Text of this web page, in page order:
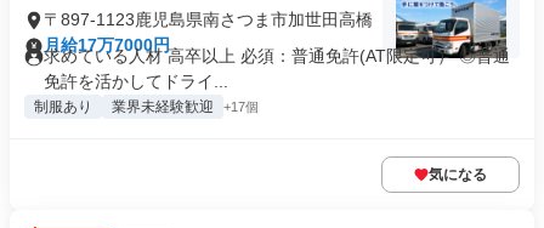
〒897-1123鹿児島県南さつま市加世田高橋
月給17万7000円
求めている人材 高卒以上 必須：普通免許(AT限定可） ◎普通
免許を活かしてドライ...
制服あり 業界未経験歓迎 +17個
気になる